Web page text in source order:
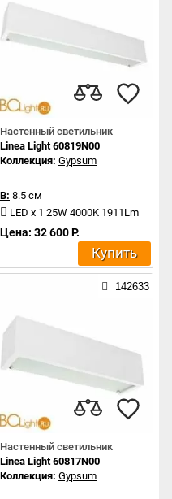
Настенный светильник
Linea Light 60819N00
Коллекция: Gypsum
В: 8.5 см
LED x 1 25W 4000K 1911Lm
Цена: 32 600 Р.
Купить
142633
Настенный светильник
Linea Light 60817N00
Коллекция: Gypsum